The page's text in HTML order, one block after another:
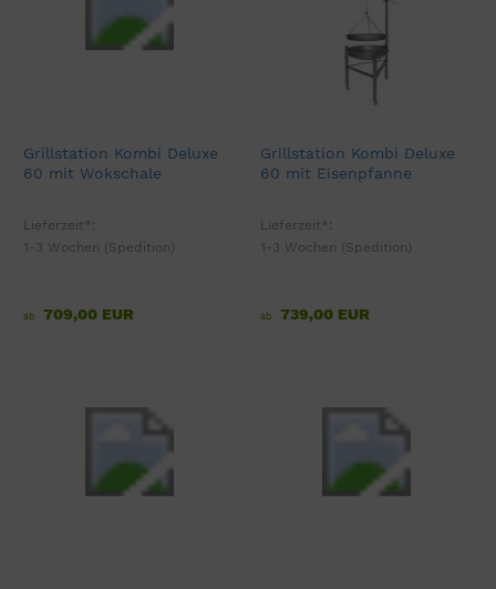
Grillstation Kombi Deluxe
60 mit Wokschale
Lieferzeit*:
1-3 Wochen (Spedition)
ab 709,00 EUR
Grillstation Kombi Deluxe
60 mit Eisenpfanne
Lieferzeit*:
1-3 Wochen (Spedition)
ab 739,00 EUR